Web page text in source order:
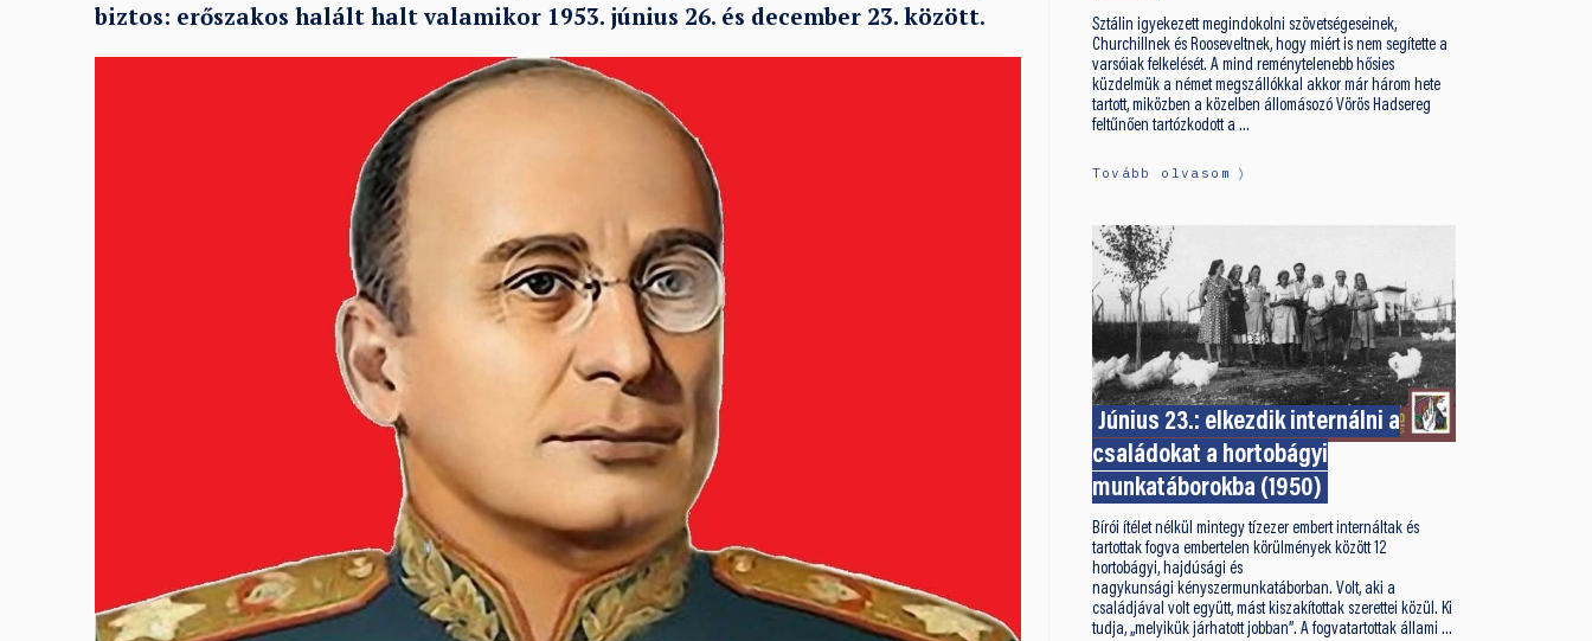
biztos: erőszakos halált halt valamikor 1953. június 26. és december 23. között.
Sztálin igyekezett megindokolni szövetségeseinek,
Churchillnek és Rooseveltnek, hogy miért is nem segítette a
varsóiak felkelését. A mind reménytelenebb hősies
küzdelmük a német megszállókkal akkor már három hete
tartott, miközben a közelben állomásozó Vörös Hadsereg
feltűnően tartózkodott a …
Tovább olvasom
Június 23.: elkezdik internálni a
családokat a hortobágyi
munkatáborokba (1950)
Bírói ítélet nélkül mintegy tízezer embert internáltak és
tartottak fogva embertelen körülmények között 12
hortobágyi, hajdúsági és
nagykunsági kényszermunkatáborban. Volt, aki a
családjával volt együtt, mást kiszakítottak szerettei közül. Ki
tudja, „melyikük járhatott jobban”. A fogvatartottak állami …